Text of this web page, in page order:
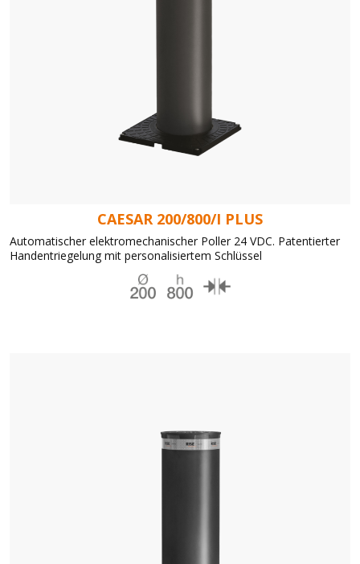
CAESAR 200/800/I PLUS
Automatischer elektromechanischer Poller 24 VDC. Patentierter
Handentriegelung mit personalisiertem Schlüssel